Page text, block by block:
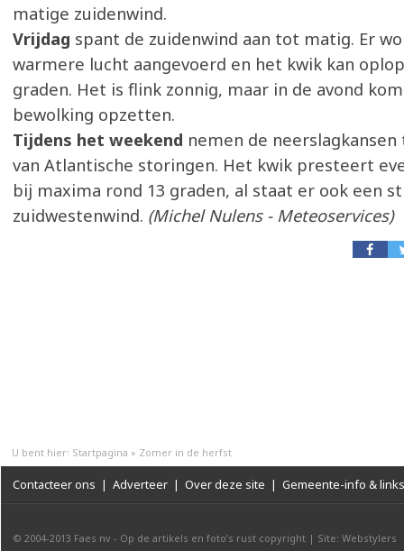
matige zuidenwind.
Vrijdag spant de zuidenwind aan tot matig. Er
warmere lucht aangevoerd en het kwik kan
graden. Het is flink zonnig, maar in de avond
bewolking opzetten.
Tijdens het weekend nemen de
van Atlantische storingen. Het kwik presteert
bij maxima rond 13 graden, al staat er ook een
zuidwestenwind. (Michel Nulens - Meteoservices)
U bent hier: Startpagina » Zomer in de herfst
Contacteer ons | Adverteer | Over deze site | Gemeente-info & links
© 2004-2013 Faes nv - Op de artikels en foto’s rust copyright | Site: Webstylers